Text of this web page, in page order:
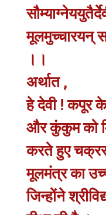
मूलमुच्चारयन्
।।
अर्थात ,
हे देवी ! कपूर
और कुंकुम को
करते हुए
मूलमंत्र का
जिन्होंने